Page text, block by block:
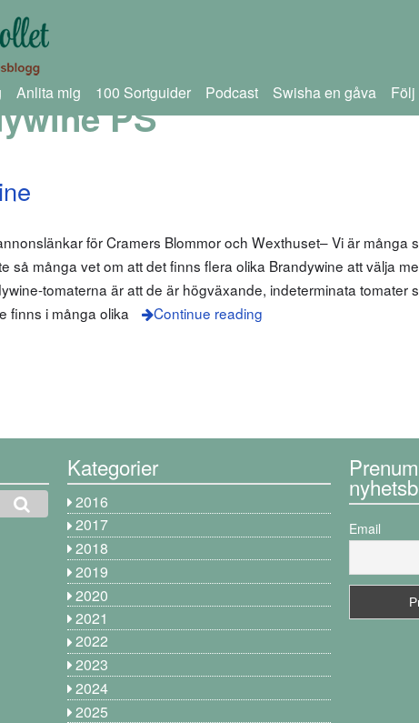
Anlita mig 100 Sortguider Podcast Swisha en gåva Följ
PS
för Cramers Blommor och Wexthuset– Vi är många
så många vet om att det finns flera olika Brandywine att välja
tomaterna är att de är högväxande, indeterminata tomater
finns i många olika
Continue reading
Kategorier
2016
2017
2018
2019
2020
2021
2022
2023
2024
2025
Email